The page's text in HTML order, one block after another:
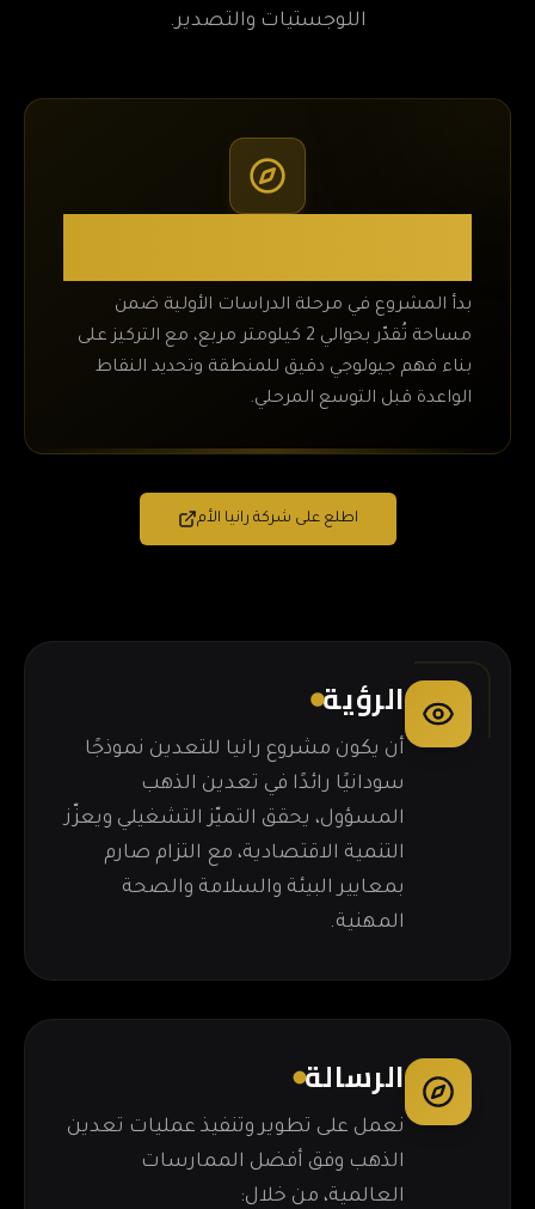
اللوجستيات والتصدير.
بدأ المشروع في مرحلة الدراسات الأولية ضمن
مساحة تُقدّر بحوالي 2 كيلومتر مربع، مع التركيز على
بناء فهم جيولوجي دقيق للمنطقة وتحديد النقاط
الواعدة قبل التوسع المرحلي.
اطلع على شركة رانيا الأم
الرؤية
أن يكون مشروع رانيا للتعدين نموذجًا
سودانيًا رائدًا في تعدين الذهب
المسؤول، يحقق التميّز التشغيلي ويعزّز
التنمية الاقتصادية، مع التزام صارم
بمعايير البيئة والسلامة والصحة
المهنية.
الرسالة
نعمل على تطوير وتنفيذ عمليات تعدين
الذهب وفق أفضل الممارسات
العالمية، من خلال: